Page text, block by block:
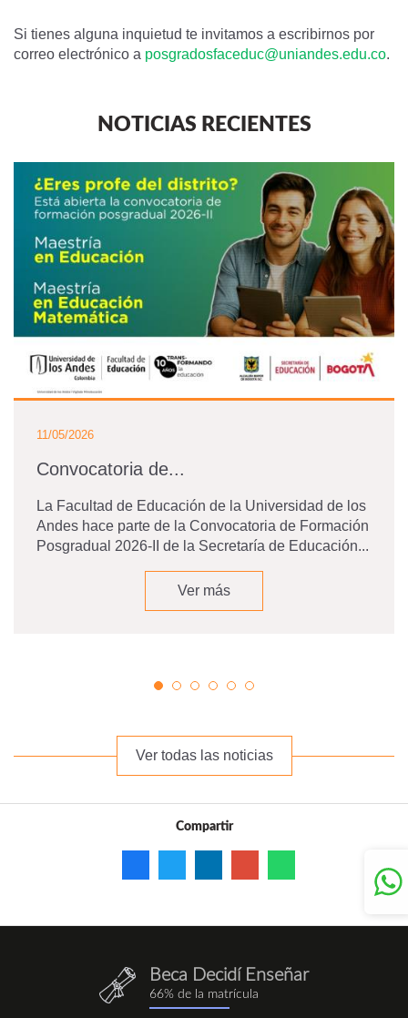
Si tienes alguna inquietud te invitamos a escribirnos por
correo electrónico a posgradosfaceduc@uniandes.edu.co.
NOTICIAS RECIENTES
11/05/2026
Convocatoria de...
La Facultad de Educación de la Universidad de los
Andes hace parte de la Convocatoria de Formación
Posgradual 2026-II de la Secretaría de Educación...
Ver más
Ver todas las noticias
Compartir
QuieroEnseñar.png
Beca Decidí Enseñar
66% de la matrícula